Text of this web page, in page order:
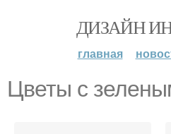
ДИЗАЙН
главная
Цветы с